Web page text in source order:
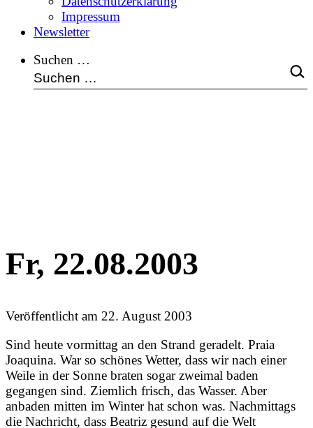
Impressum
Newsletter
Suchen …
Fr, 22.08.2003
Veröffentlicht am 22. August 2003
Sind heute vormittag an den Strand geradelt. Praia
Joaquina. War so schönes Wetter, dass wir nach einer
Weile in der Sonne braten sogar zweimal baden
gegangen sind. Ziemlich frisch, das Wasser. Aber
anbaden mitten im Winter hat schon was. Nachmittags
die Nachricht, dass Beatriz gesund auf die Welt